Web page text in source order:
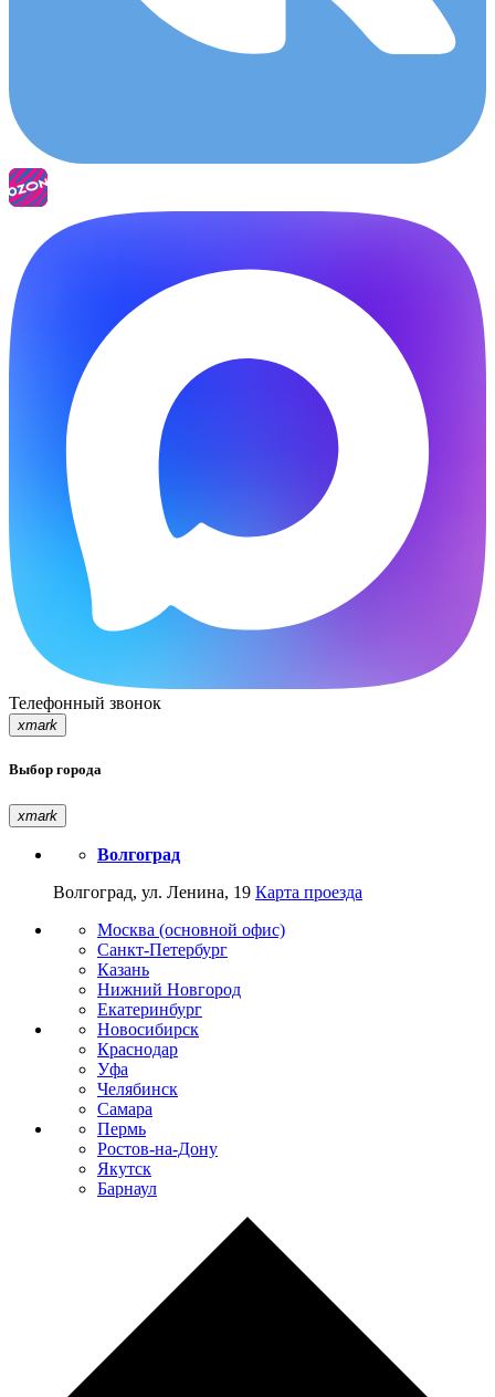
Телефонный звонок
xmark
Выбор города
xmark
Волгоград
Волгоград, ул. Ленина, 19 Карта проезда
Москва (основной офис)
Санкт-Петербург
Казань
Нижний Новгород
Екатеринбург
Новосибирск
Краснодар
Уфа
Челябинск
Самара
Пермь
Ростов-на-Дону
Якутск
Барнаул